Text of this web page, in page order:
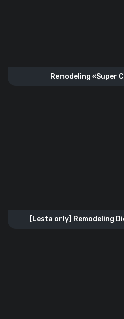
Remodeling «Super
[Lesta only] Remodeling